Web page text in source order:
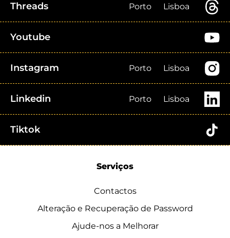
Threads Porto Lisboa
Youtube
Instagram Porto Lisboa
Linkedin Porto Lisboa
Tiktok
Serviços
Contactos
Alteração e Recuperação de Password
Ajude-nos a Melhorar